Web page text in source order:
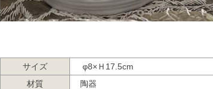
サイズ
φ8×Ｈ17.5cm
材質
陶器